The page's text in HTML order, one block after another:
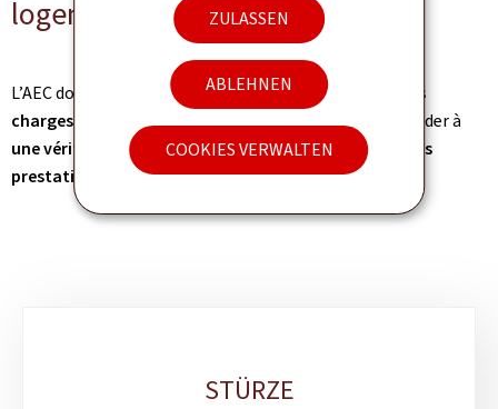
ZULASSEN
ABLEHNEN
COOKIES VERWALTEN
logement
L’AEC doit s’assurer de l’adéquation entre le cahier des
charges et l’adaptation du logement réalisé
, et procéder à
une vérification de la qualité du matériel fourni et des
prestations liées.
STÜRZE